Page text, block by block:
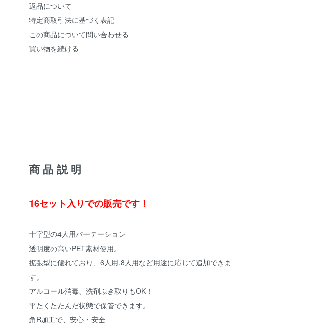
返品について
特定商取引法に基づく表記
この商品について問い合わせる
買い物を続ける
商品説明
16セット入りでの販売です！
十字型の4人用パーテーション
透明度の高いPET素材使用。
拡張型に優れており、6人用,8人用など用途に応じて追加できま
す。
アルコール消毒、洗剤ふき取りもOK！
平たくたたんだ状態で保管できます。
角R加工で、安心・安全